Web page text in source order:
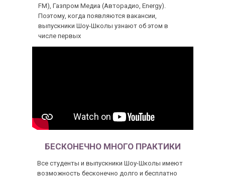
FM), Газпром Медиа (Авторадио, Energy).
Поэтому, когда появляются вакансии,
выпускники Шоу-Школы узнают об этом в
числе первых
Все студенты и выпускники Шоу-Школы имеют
возможность бесконечно долго и бесплатно
БЕСКОНЕЧНО МНОГО ПРАКТИКИ